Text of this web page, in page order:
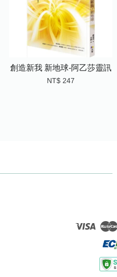
創造新我 新地球-阿乙莎靈訊
NT$ 247
Visa